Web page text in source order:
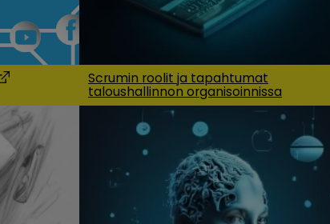
(Opens in a new window)
Scrumin roolit ja tapahtumat
taloushallinnon organisoinnissa